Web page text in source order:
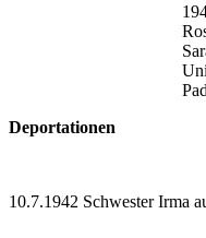
Deportationen
10.7.1942 Schwester Irma